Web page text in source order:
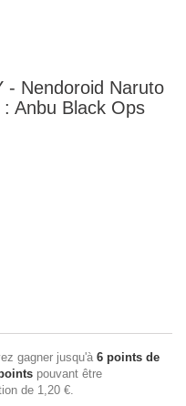
- Nendoroid Naruto
Anbu Black Ops
gagner jusqu'à 6 points de
pouvant être
de 1,20 €